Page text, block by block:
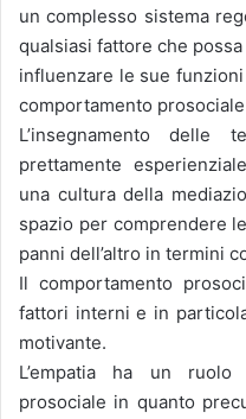
un complesso sistema
qualsiasi fattore che
influenzare le sue
comportamento
L’insegnamento delle
prettamente
una cultura della
spazio per comprendere
panni dell’altro in termini
Il comportamento
fattori interni e in
motivante.
L’empatia ha un ruolo
prosociale in quanto